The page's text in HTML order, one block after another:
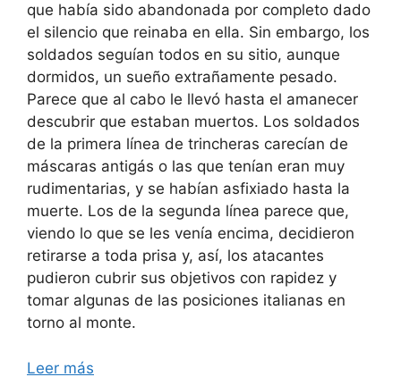
que había sido abandonada por completo dado
el silencio que reinaba en ella. Sin embargo, los
soldados seguían todos en su sitio, aunque
dormidos, un sueño extrañamente pesado.
Parece que al cabo le llevó hasta el amanecer
descubrir que estaban muertos. Los soldados
de la primera línea de trincheras carecían de
máscaras antigás o las que tenían eran muy
rudimentarias, y se habían asfixiado hasta la
muerte. Los de la segunda línea parece que,
viendo lo que se les venía encima, decidieron
retirarse a toda prisa y, así, los atacantes
pudieron cubrir sus objetivos con rapidez y
tomar algunas de las posiciones italianas en
torno al monte.
Leer más